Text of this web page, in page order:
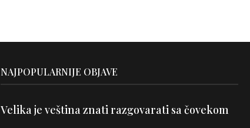
NAJPOPULARNIJE OBJAVE
Velika je veština znati razgovarati sa čovekom